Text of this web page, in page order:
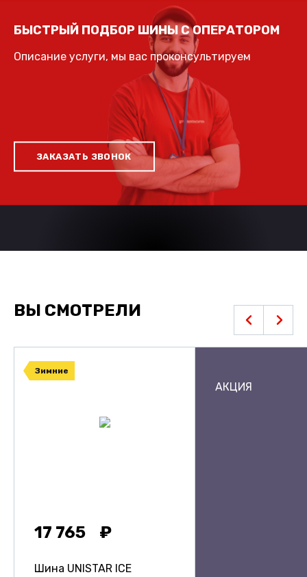
БЫСТРЫЙ ПОДБОР ШИНЫ С ОПЕРАТОРОМ
Описание услуги, мы вас проконсультируем
ЗАКАЗАТЬ ЗВОНОК
ВЫ СМОТРЕЛИ
Зимние
17 765
Шина UNISTAR ICE
АКЦИЯ